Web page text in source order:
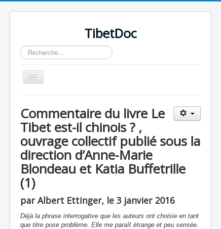
TibetDoc
Rechercher
Basculer
la
≡
Commentaire du livre Le
Tibet est-il chinois ? ,
ouvrage collectif publié sous la
direction d’Anne-Marie
Blondeau et Katia Buffetrille
(1)
par Albert Ettinger, le 3 janvier 2016
Déjà la phrase interrogative que les auteurs ont choisie en tant
que titre pose problème. Elle me paraît étrange et peu sensée.